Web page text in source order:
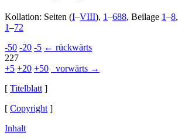
Kollation: Seiten (I–VIII), 1–688, Beilage 1–8,
1–72
-50 -20 -5 ← rückwärts
227
+5 +20 +50
vorwärts →
[ Titelblatt ]
[ Copyright ]
Inhalt